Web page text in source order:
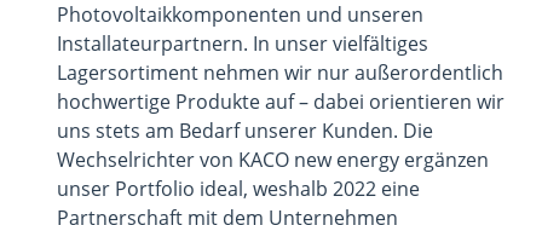
Photovoltaikkomponenten und unseren
Installateurpartnern. In unser vielfältiges
Lagersortiment nehmen wir nur außerordentlich
hochwertige Produkte auf – dabei orientieren wir
uns stets am Bedarf unserer Kunden. Die
Wechselrichter von KACO new energy ergänzen
unser Portfolio ideal, weshalb 2022 eine
Partnerschaft mit dem Unternehmen